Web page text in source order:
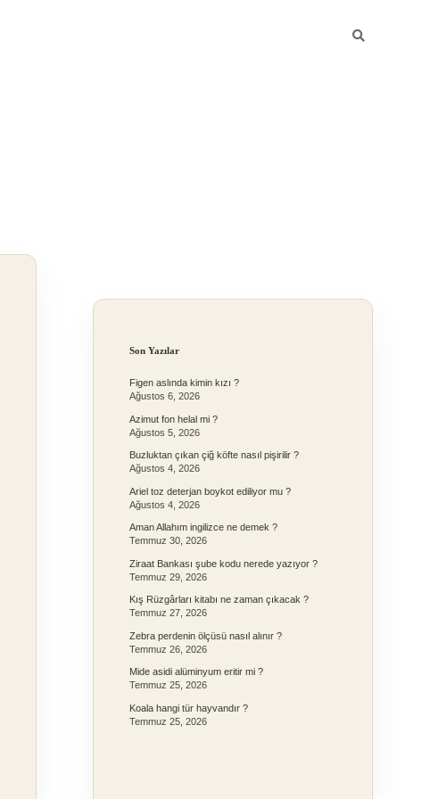
Son Yazılar
Figen aslında kimin kızı ?
Ağustos 6, 2026
Azimut fon helal mi ?
Ağustos 5, 2026
Buzluktan çıkan çiğ köfte nasıl pişirilir ?
Ağustos 4, 2026
Ariel toz deterjan boykot ediliyor mu ?
Ağustos 4, 2026
Aman Allahım ingilizce ne demek ?
Temmuz 30, 2026
Ziraat Bankası şube kodu nerede yazıyor ?
Temmuz 29, 2026
Kış Rüzgârları kitabı ne zaman çıkacak ?
Temmuz 27, 2026
Zebra perdenin ölçüsü nasıl alınır ?
Temmuz 26, 2026
Mide asidi alüminyum eritir mi ?
Temmuz 25, 2026
Koala hangi tür hayvandır ?
Temmuz 25, 2026